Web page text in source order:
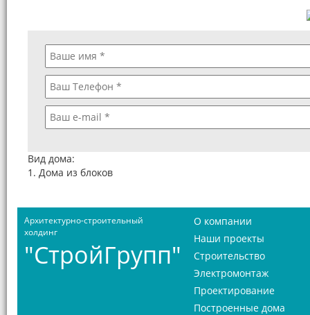
Вид дома:
1. Дома из блоков
Архитектурно-строительный
холдинг
"СтройГрупп"
О компании
Наши проекты
Строительство
Электромонтаж
Проектирование
Построенные дома